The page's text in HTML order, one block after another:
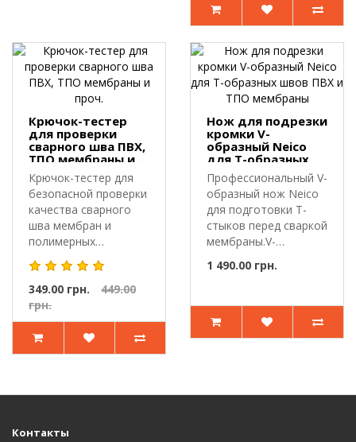
Крючок-тестер
для проверки
сварного шва ПВХ,
ТПО мембраны и
проч.
Крючок-тестер для
безопасной проверки
качества сварного
шва мембран и
полимерных
материалов.Крючок-
т..
349.00 грн.
449.00
грн.
Нож для подрезки
кромки V-
образный Neico
для Т-образных
швов ПВХ и ТПО
мембраны
Профессиональный V-
образный нож Neico
для подготовки Т-
стыков перед сваркой
мембраны.V-
1 490.00 грн.
Контакты